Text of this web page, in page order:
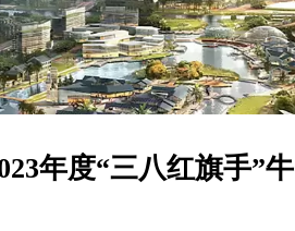
年度“三八红旗手”牛